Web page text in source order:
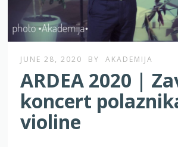
JUNE 28, 2020 BY AKADEMIJA
ARDEA 2020 |
koncert
violine